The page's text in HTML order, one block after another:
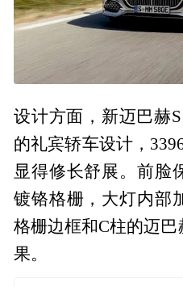
设计方面，新迈巴赫
的礼宾轿车设计，
显得修长舒展。前脸
镀铬格栅，大灯内部
格栅边框和C柱的迈
果。